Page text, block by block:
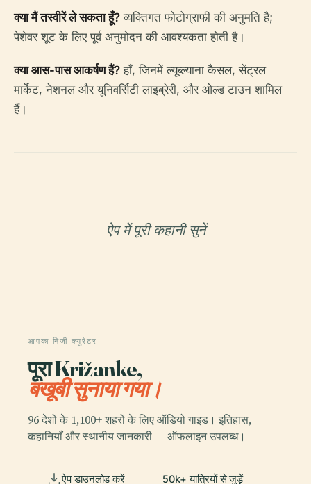
क्या मैं तस्वीरें ले सकता हूँ? व्यक्तिगत फोटोग्राफी की अनुमति है;
पेशेवर शूट के लिए पूर्व अनुमोदन की आवश्यकता होती है।
क्या आस-पास आकर्षण हैं? हाँ, जिनमें ल्यूब्ल्याना कैसल, सेंट्रल
मार्केट, नेशनल और यूनिवर्सिटी लाइब्रेरी, और ओल्ड टाउन शामिल
हैं।
ऐप में पूरी कहानी सुनें
आपका निजी क्यूरेटर
पूरा Križanke,
बखूबी सुनाया गया।
96 देशों के 1,100+ शहरों के लिए ऑडियो गाइड। इतिहास,
कहानियाँ और स्थानीय जानकारी — ऑफलाइन उपलब्ध।
ऐप डाउनलोड करें 50k+ यात्रियों से जुड़ें